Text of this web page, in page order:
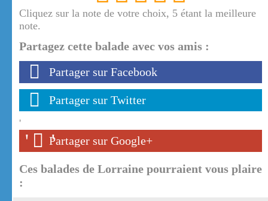
Cliquez sur la note de votre choix, 5 étant la meilleure
note.
Partagez cette balade avec vos amis :
Partager sur Facebook
Partager sur Twitter
'
' '
Partager sur Google+
Ces balades de Lorraine pourraient vous plaire
: